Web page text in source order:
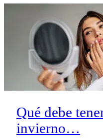
Qué debe
invierno…